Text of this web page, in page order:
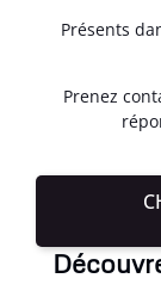
Présents
Prenez